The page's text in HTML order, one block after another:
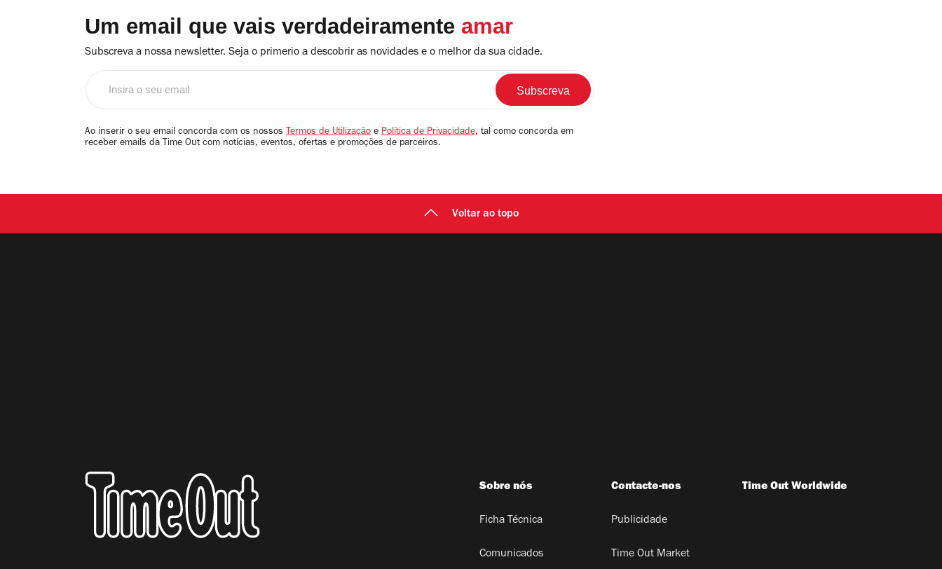
Um email que vais verdadeiramente amar
Subscreva a nossa newsletter. Seja o primerio a descobrir as novidades e o melhor da sua cidade.
email
Ao inserir o seu email concorda com os nossos Termos de Utilização e Política de Privacidade, tal como concorda em
receber emails da Time Out com notícias, eventos, ofertas e promoções de parceiros.
Voltar ao topo
Sobre nós
Ficha Técnica
Comunicados
Contacte-nos
Publicidade
Time Out Market
Time Out Worldwide